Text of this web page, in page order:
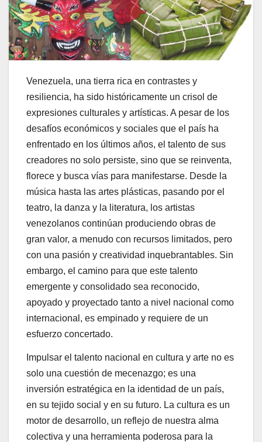
Venezuela, una tierra rica en contrastes y
resiliencia, ha sido históricamente un crisol de
expresiones culturales y artísticas. A pesar de los
desafíos económicos y sociales que el país ha
enfrentado en los últimos años, el talento de sus
creadores no solo persiste, sino que se reinventa,
florece y busca vías para manifestarse. Desde la
música hasta las artes plásticas, pasando por el
teatro, la danza y la literatura, los artistas
venezolanos continúan produciendo obras de
gran valor, a menudo con recursos limitados, pero
con una pasión y creatividad inquebrantables. Sin
embargo, el camino para que este talento
emergente y consolidado sea reconocido,
apoyado y proyectado tanto a nivel nacional como
internacional, es empinado y requiere de un
esfuerzo concertado.
Impulsar el talento nacional en cultura y arte no es
solo una cuestión de mecenazgo; es una
inversión estratégica en la identidad de un país,
en su tejido social y en su futuro. La cultura es un
motor de desarrollo, un reflejo de nuestra alma
colectiva y una herramienta poderosa para la